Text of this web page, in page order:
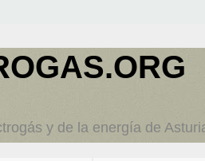
y de la energía de